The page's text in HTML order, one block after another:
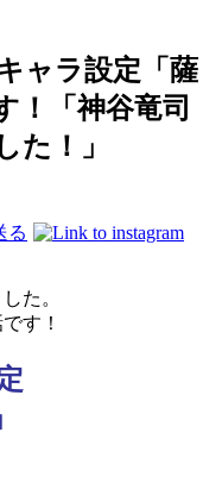
ャラ設定「薩
！「神谷竜司
た！」
た。
す！